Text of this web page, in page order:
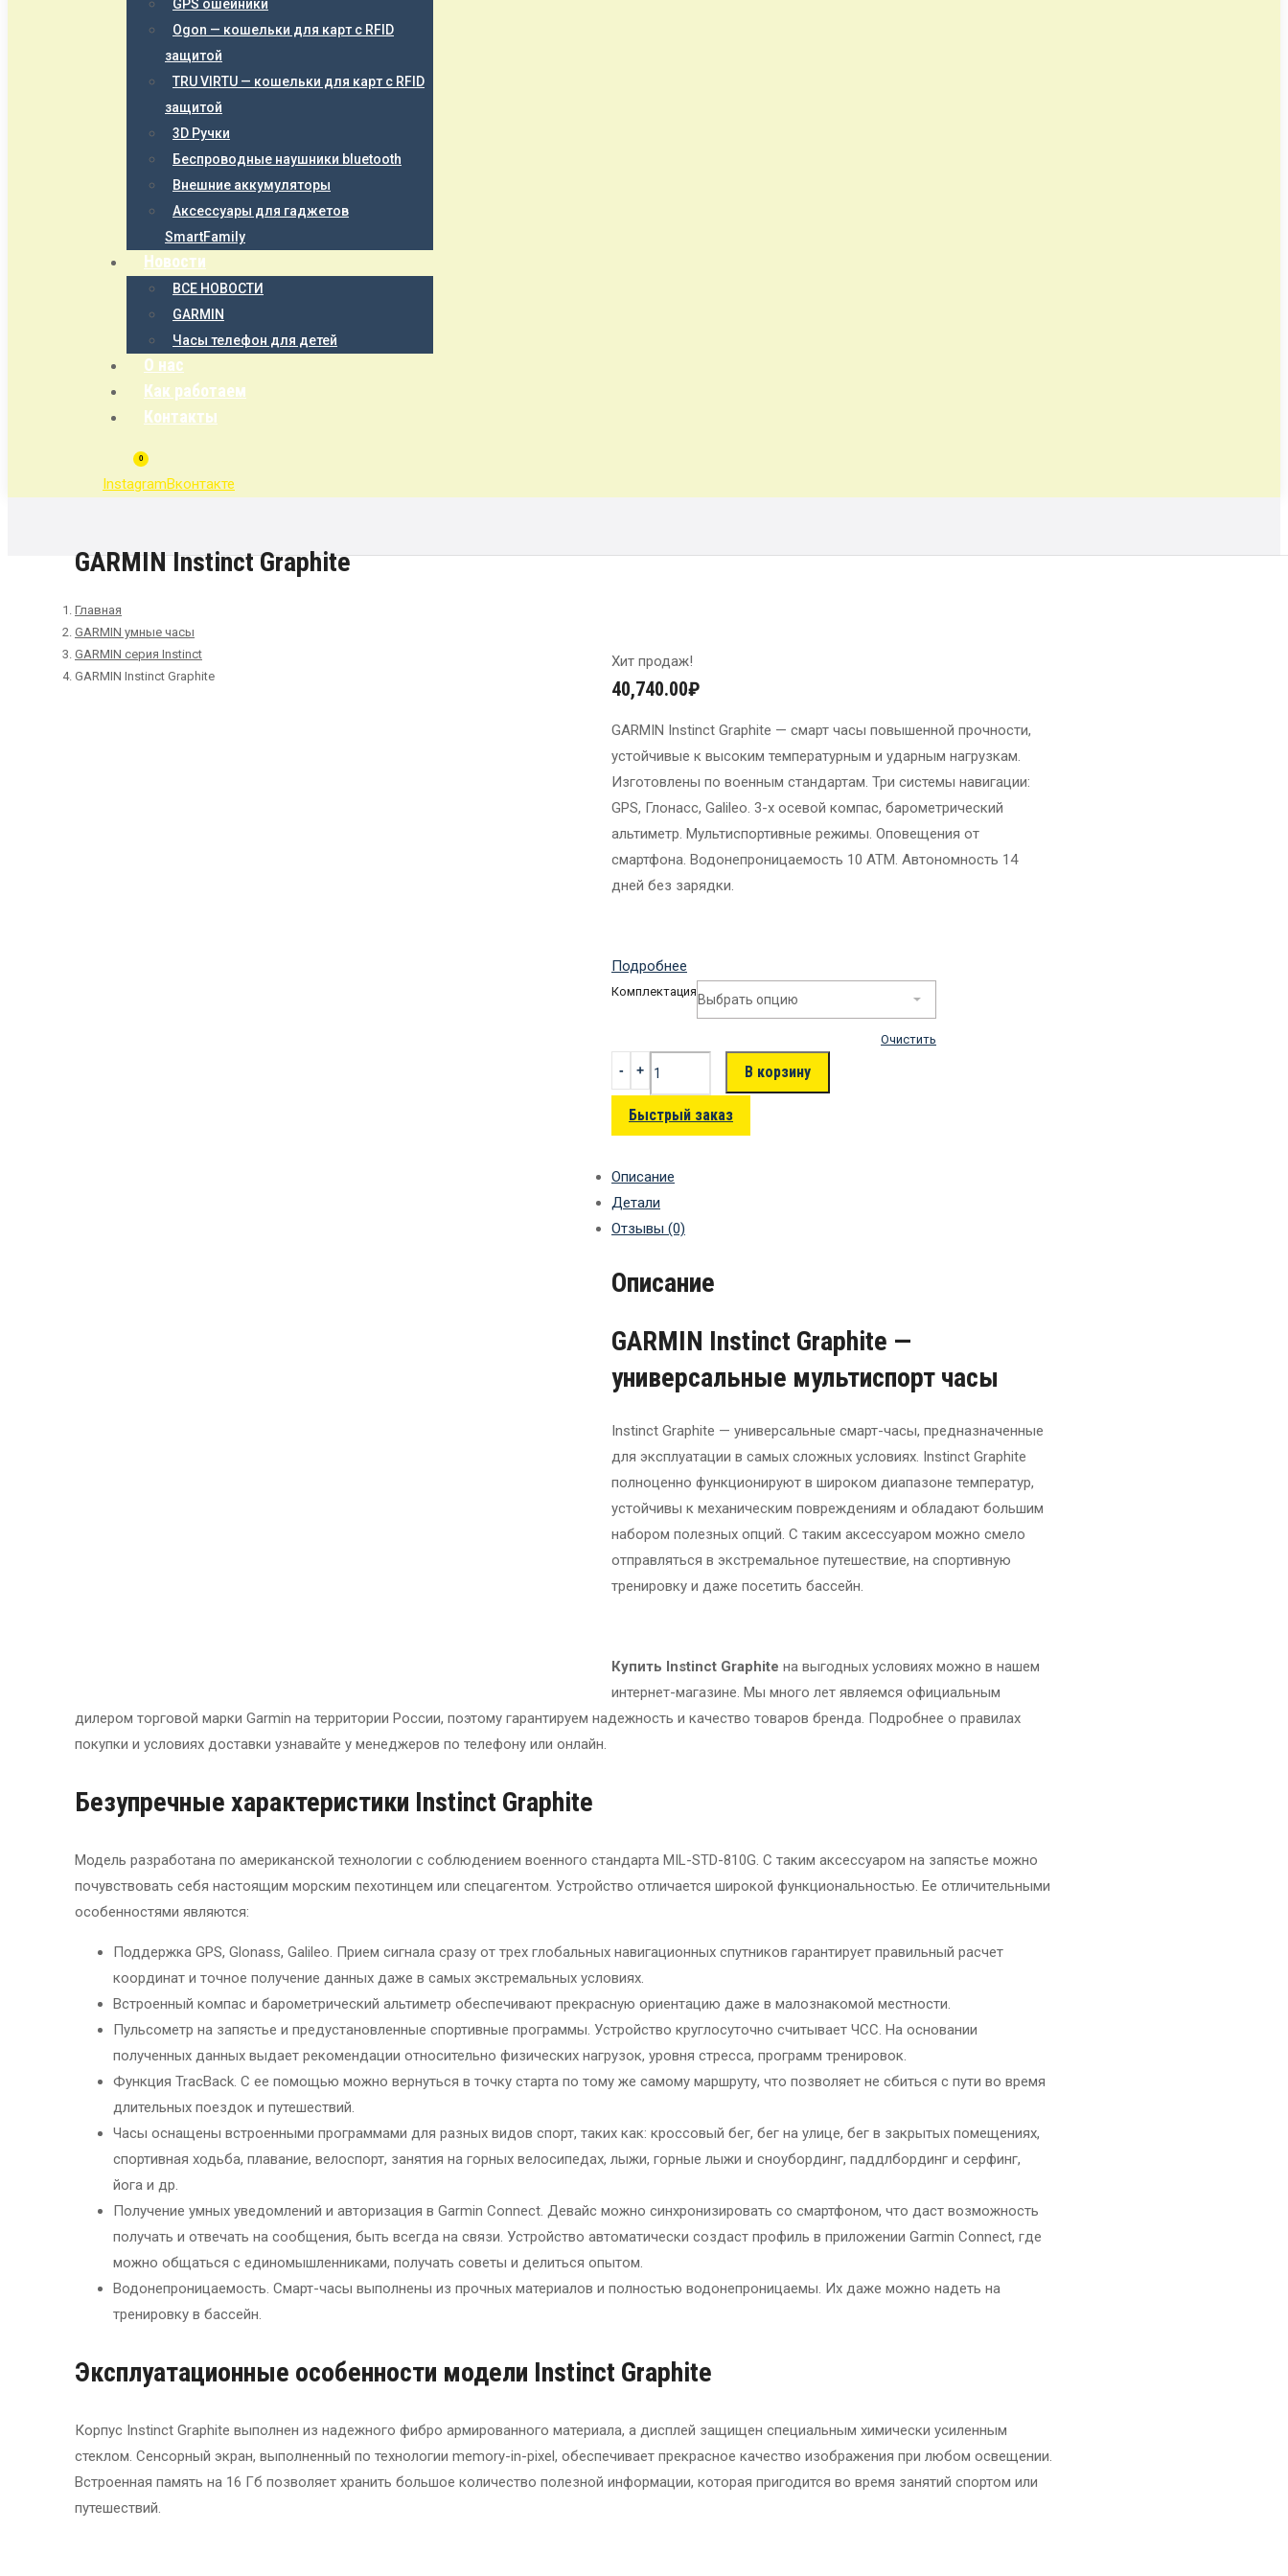
GPS ошейники
Ogon — кошельки для карт с RFID
защитой
TRU VIRTU — кошельки для карт с RFID
защитой
3D Ручки
Беспроводные наушники bluetooth
Внешние аккумуляторы
Аксессуары для гаджетов
SmartFamily
Новости
ВСЕ НОВОСТИ
GARMIN
Часы телефон для детей
О нас
Как работаем
Контакты
0
InstagramВконтакте
GARMIN Instinct Graphite
Главная
GARMIN умные часы
GARMIN серия Instinct
GARMIN Instinct Graphite
Хит продаж!
40,740.00₽
GARMIN Instinct Graphite — смарт часы повышенной прочности,
устойчивые к высоким температурным и ударным нагрузкам.
Изготовлены по военным стандартам. Три системы навигации:
GPS, Глонасс, Galileo. 3-х осевой компас, барометрический
альтиметр. Мультиспортивные режимы. Оповещения от
смартфона. Водонепроницаемость 10 ATM. Автономность 14
дней без зарядки.
Подробнее
Комплектация
Очистить
В корзину
Быстрый заказ
Описание
Детали
Отзывы (0)
Описание
GARMIN Instinct Graphite —
универсальные мультиспорт часы
Instinct Graphite — универсальные смарт-часы, предназначенные
для эксплуатации в самых сложных условиях. Instinct Graphite
полноценно функционируют в широком диапазоне температур,
устойчивы к механическим повреждениям и обладают большим
набором полезных опций. С таким аксессуаром можно смело
отправляться в экстремальное путешествие, на спортивную
тренировку и даже посетить бассейн.
Купить Instinct Graphite на выгодных условиях можно в нашем
интернет-магазине. Мы много лет являемся официальным
дилером торговой марки Garmin на территории России, поэтому гарантируем надежность и качество товаров бренда. Подробнее о правилах
покупки и условиях доставки узнавайте у менеджеров по телефону или онлайн.
Безупречные характеристики Instinct Graphite
Модель разработана по американской технологии с соблюдением военного стандарта MIL-STD-810G. С таким аксессуаром на запястье можно
почувствовать себя настоящим морским пехотинцем или спецагентом. Устройство отличается широкой функциональностью. Ее отличительными
особенностями являются:
Поддержка GPS, Glonass, Galileo. Прием сигнала сразу от трех глобальных навигационных спутников гарантирует правильный расчет
координат и точное получение данных даже в самых экстремальных условиях.
Встроенный компас и барометрический альтиметр обеспечивают прекрасную ориентацию даже в малознакомой местности.
Пульсометр на запястье и предустановленные спортивные программы. Устройство круглосуточно считывает ЧСС. На основании
полученных данных выдает рекомендации относительно физических нагрузок, уровня стресса, программ тренировок.
Функция TracBack. С ее помощью можно вернуться в точку старта по тому же самому маршруту, что позволяет не сбиться с пути во время
длительных поездок и путешествий.
Часы оснащены встроенными программами для разных видов спорт, таких как: кроссовый бег, бег на улице, бег в закрытых помещениях,
спортивная ходьба, плавание, велоспорт, занятия на горных велосипедах, лыжи, горные лыжи и сноубординг, паддлбординг и серфинг,
йога и др.
Получение умных уведомлений и авторизация в Garmin Connect. Девайс можно синхронизировать со смартфоном, что даст возможность
получать и отвечать на сообщения, быть всегда на связи. Устройство автоматически создаст профиль в приложении Garmin Connect, где
можно общаться с единомышленниками, получать советы и делиться опытом.
Водонепроницаемость. Смарт-часы выполнены из прочных материалов и полностью водонепроницаемы. Их даже можно надеть на
тренировку в бассейн.
Эксплуатационные особенности модели Instinct Graphite
Корпус Instinct Graphite выполнен из надежного фибро армированного материала, а дисплей защищен специальным химически усиленным
стеклом. Сенсорный экран, выполненный по технологии memory-in-pixel, обеспечивает прекрасное качество изображения при любом освещении.
Встроенная память на 16 Гб позволяет хранить большое количество полезной информации, которая пригодится во время занятий спортом или
путешествий.